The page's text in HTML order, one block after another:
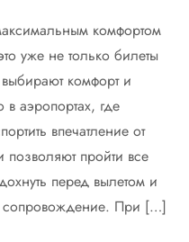
комфортом
уже не только билеты
комфорт и
аэропортах, где
впечатление от
пройти все
перед вылетом и
сопровождение. При […]